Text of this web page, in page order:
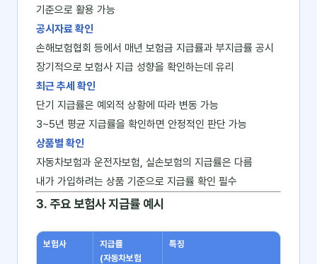
기준으로 활용 가능
공시자료 확인
손해보험협회 등에서 매년 보험금 지급률과 부지급률 공시
장기적으로 보험사 지급 성향을 확인하는데 유리
최근 추세 확인
단기 지급률은 예외적 상황에 따라 변동 가능
3~5년 평균 지급률을 확인하면 안정적인 판단 가능
상품별 확인
자동차보험과 운전자보험, 실손보험의 지급률은 다름
내가 가입하려는 상품 기준으로 지급률 확인 필수
3. 주요 보험사 지급률 예시
보험사
지급률
(자동차보험
특징